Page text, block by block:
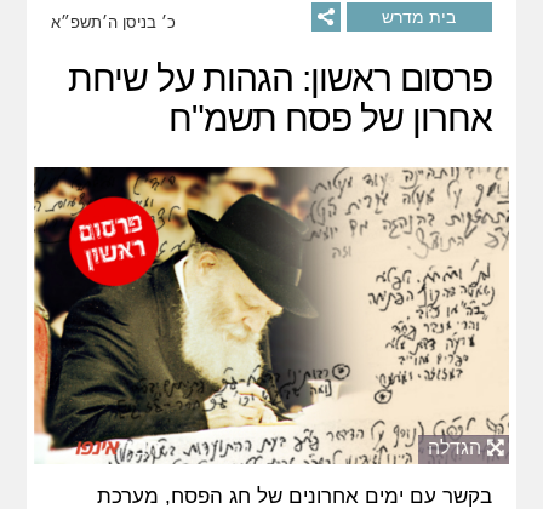
בית מדרש כ׳ בניסן ה׳תשפ״א
פרסום ראשון: הגהות על שיחת
אחרון של פסח תשמ"ח
הגדלה
בקשר עם ימים אחרונים של חג הפסח, מערכת